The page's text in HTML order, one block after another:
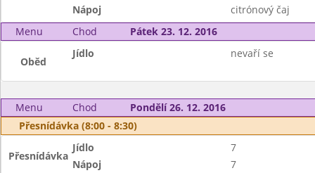
Nápoj
citrónový čaj
Menu
Chod Pátek 23. 12. 2016
Oběd
Jídlo nevaří se
Menu Chod
Pondělí 26. 12. 2016
Přesnídávka (8:00 - 8:30)
Přesnídávka
Jídlo
7
Nápoj
7